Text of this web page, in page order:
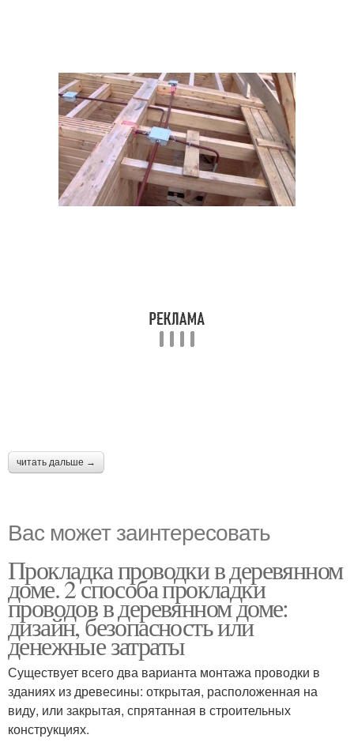
читать дальше →
Вас может заинтересовать
Прокладка проводки в деревянном
доме. 2 способа прокладки
проводов в деревянном доме:
дизайн, безопасность или
денежные затраты
Существует всего два варианта монтажа проводки в
зданиях из древесины: открытая, расположенная на
виду, или закрытая, спрятанная в строительных
конструкциях.